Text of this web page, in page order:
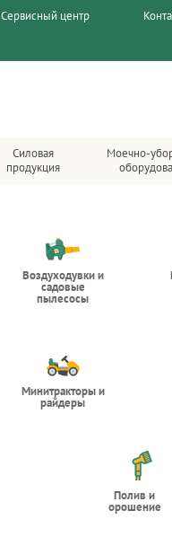
Сервисный центр
Силовая
продукция
Моечно-
Воздуходувки и
садовые
пылесосы
Минитракторы и
райдеры
Полив и
орошение